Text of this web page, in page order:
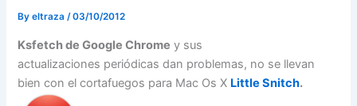
Byeltraza/03/10/2012
Ksfetch de Google Chrome y sus
actualizaciones periódicas dan problemas, no se llevan
bien con el cortafuegos para Mac Os X Little Snitch.